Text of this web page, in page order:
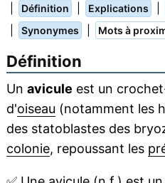
Définition Explications
Synonymes Mots à
Définition
Un avicule est un
d'oiseau (notamment les
des statoblastes des
colonie, repoussant les